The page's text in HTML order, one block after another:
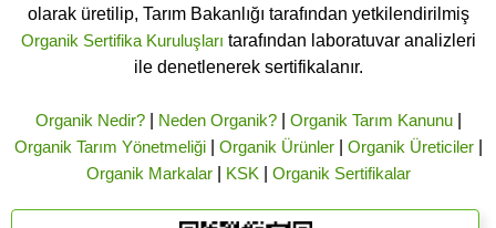
olarak üretilip, Tarım Bakanlığı tarafından yetkilendirilmiş
Organik Sertifika Kuruluşları tarafından laboratuvar analizleri
ile denetlenerek sertifikalanır.
Organik Nedir?| Neden Organik?| Organik Tarım Kanunu|
Organik Tarım Yönetmeliği| Organik Ürünler| Organik Üreticiler|
Organik Markalar| KSK Organik Sertifikalar